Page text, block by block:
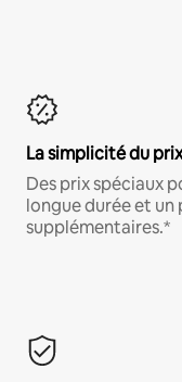
La simplicité du
Des prix spéciaux
longue durée et un
supplémentaires.*